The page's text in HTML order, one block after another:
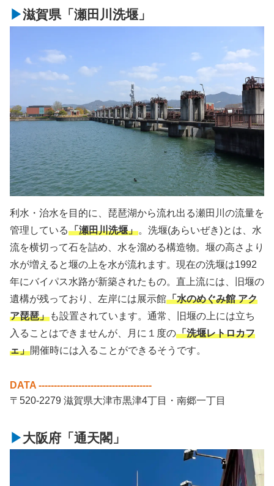
滋賀県「瀬田川洗堰」
利水・治水を目的に、琵琶湖から流れ出る瀬田川の流量を
管理している「瀬田川洗堰」。洗堰(あらいぜき)とは、水
流を横切って石を詰め、水を溜める構造物。堰の高さより
水が増えると堰の上を水が流れます。現在の洗堰は1992
年にバイパス水路が新築されたもの。直上流には、旧堰の
遺構が残っており、左岸には展示館「水のめぐみ館 アク
ア琵琶」 も設置されています。通常、旧堰の上には立ち
入ることはできませんが、月に１度の「洗堰レトロカフ
ェ」開催時には入ることができるそうです。
DATA -------------------------------------
〒520-2279 滋賀県大津市黒津4丁目・南郷一丁目
大阪府「通天閣」